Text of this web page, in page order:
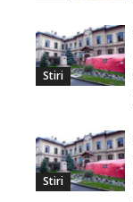
Stiri
Stiri